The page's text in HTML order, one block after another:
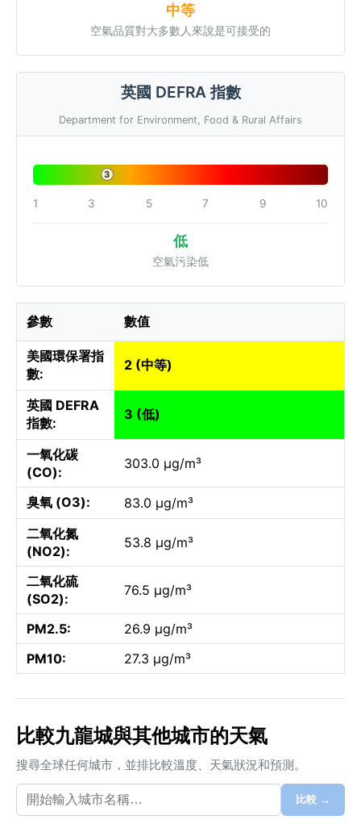
中等
空氣品質對大多數人來說是可接受的
英國 DEFRA 指數
Department for Environment, Food & Rural Affairs
3
1 3 5 7 9 10
低
空氣污染低
參數 數值
美國環保署指
數:
2 (中等)
英國 DEFRA
指數:
3 (低)
一氧化碳
(CO):
303.0 µg/m³
臭氧 (O3):
83.0 µg/m³
二氧化氮
(NO2):
53.8 µg/m³
二氧化硫
(SO2):
76.5 µg/m³
PM2.5:
26.9 µg/m³
PM10:
27.3 µg/m³
比較九龍城與其他城市的天氣
搜尋全球任何城市，並排比較溫度、天氣狀況和預測。
比較 →